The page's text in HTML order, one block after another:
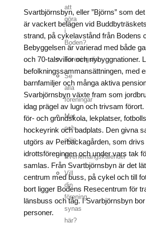
att
göra
i
Boden?
Föreningsliv
Se
alla
föreningar
Mat
och
nöje
Evenemangskalender
Vill
din
förening
synas
här?
Svartbjörnsbyn, eller ”Björns” som
är vackert belägen vid
strand, på cykelavstånd från Bodens
Bebyggelsen är varierad med både
och 70-talsvillor och nybyggnationer.
befolkningssammansättningen, med
barnfamiljer och många aktiva
Svarbjörnsbyn växte fram som
idag prägel av lugn och trivsam
för- och grundskola, lekplatser,
hockeyrink och badplats. Den givna
utgörs av Perbackagården, som
idrottsföreningen och under vars tak
samlas. Från Svartbjörnsbyn är det
centrum med buss, på cykel och till
bort ligger Bodens Resecentrum för
länsbuss och tåg. I Svarbjörnsbyn
personer.